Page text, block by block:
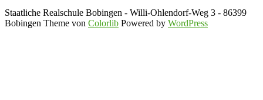
Staatliche Realschule Bobingen - Willi-Ohlendorf-Weg 3 - 86399
Bobingen Theme von Colorlib Powered by WordPress